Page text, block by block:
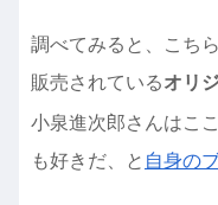
調べてみると、こち
販売されているオリ
小泉進次郎さんはこ
も好きだ、と 自身の